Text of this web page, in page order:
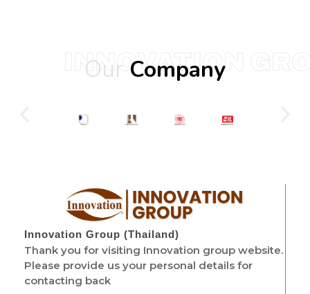
INNOVATION
Our Company
Innovation Group (Thailand)
Thank you for visiting Innovation group website.
Please provide us your personal details for
contacting back